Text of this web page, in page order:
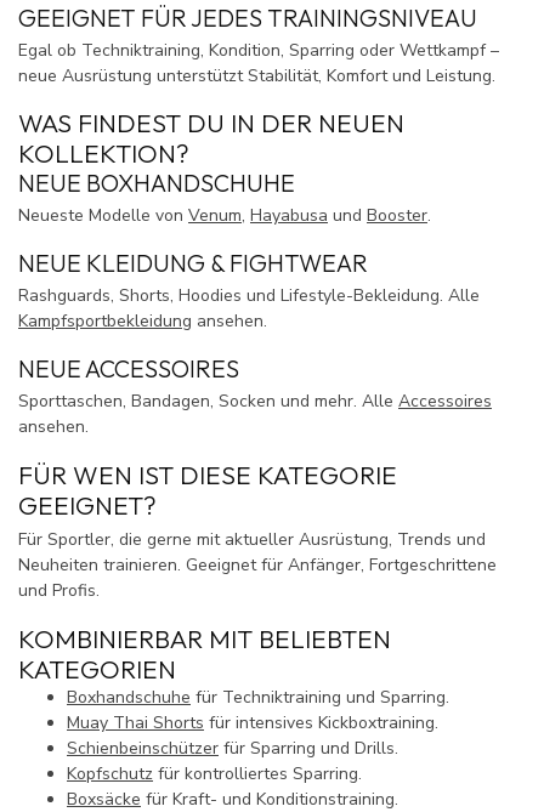
GEEIGNET FÜR JEDES TRAININGSNIVEAU
Egal ob Techniktraining, Kondition, Sparring oder Wettkampf –
neue Ausrüstung unterstützt Stabilität, Komfort und Leistung.
WAS FINDEST DU IN DER NEUEN
KOLLEKTION?
NEUE BOXHANDSCHUHE
Neueste Modelle von Venum, Hayabusa und Booster.
NEUE KLEIDUNG & FIGHTWEAR
Rashguards, Shorts, Hoodies und Lifestyle-Bekleidung. Alle
Kampfsportbekleidung ansehen.
NEUE ACCESSOIRES
Sporttaschen, Bandagen, Socken und mehr. Alle Accessoires
ansehen.
FÜR WEN IST DIESE KATEGORIE
GEEIGNET?
Für Sportler, die gerne mit aktueller Ausrüstung, Trends und
Neuheiten trainieren. Geeignet für Anfänger, Fortgeschrittene
und Profis.
KOMBINIERBAR MIT BELIEBTEN
KATEGORIEN
Boxhandschuhe für Techniktraining und Sparring.
Muay Thai Shorts für intensives Kickboxtraining.
Schienbeinschützer für Sparring und Drills.
Kopfschutz für kontrolliertes Sparring.
Boxsäcke für Kraft- und Konditionstraining.